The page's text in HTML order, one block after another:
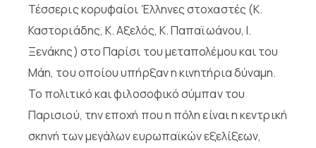
Τέσσερις κορυφαίοι Έλληνες στοχαστές (Κ.
Καστοριάδης, Κ. Αξελός, Κ. Παπαϊωάνου, Ι.
Ξενάκης) στο Παρίσι του μεταπολέμου και του
Μάη, του οποίου υπήρξαν η κινητήρια δύναμη.
Το πολιτικό και φιλοσοφικό σύμπαν του
Παρισιού, την εποχή που η πόλη είναι η κεντρική
σκηνή των μεγάλων ευρωπαϊκών εξελίξεων,